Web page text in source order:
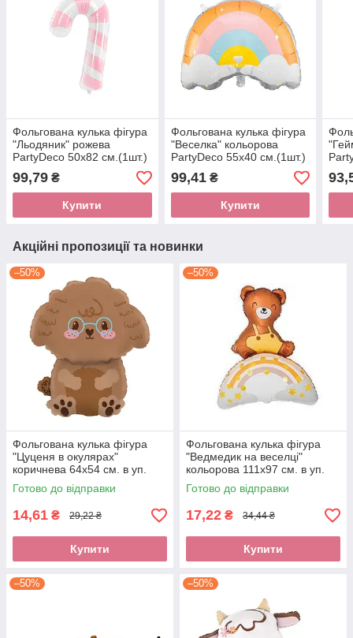
Фольгована кулька фігура
"Льодяник" рожева
PartyDeco 50х82 см.(1шт.)
99,79 ₴
Купити
Фольгована кулька фігура
"Веселка" кольорова
PartyDeco 55х40 см.(1шт.)
99,41₴
Купити
Акційні пропозиції та новинки
–50%
Фольгована кулька фігура
"Цуценя в окулярах"
коричнева 64х54 см. в уп.
(1шт.)
Готово до відправки
14,61 ₴ 29,22 ₴
Купити
–50%
Фольгована кулька фігура
"Ведмедик на веселці"
кольорова 111х97 см. в уп.
(1шт.)
Готово до відправки
17,22 ₴ 34,44 ₴
Купити
–50% –50%